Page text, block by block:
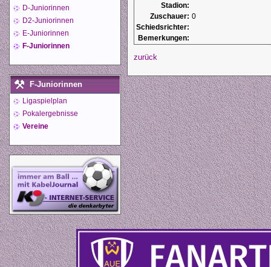
D-Juniorinnen
D2-Juniorinnen
E-Juniorinnen
F-Juniorinnen
F-Juniorinnen
Ligaspielplan
Pokalergebnisse
Vereine
Stadion:
Zuschauer: 0
Schiedsrichter:
Bemerkungen:
zurück